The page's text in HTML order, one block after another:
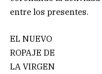
entre los presentes.
EL NUEVO
ROPAJE DE
LA VIRGEN